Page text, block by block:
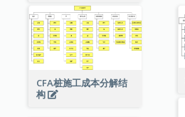
CFA桩施工成本分解结
构